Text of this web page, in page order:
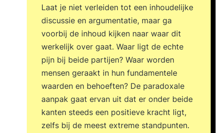
Laat je niet verleiden tot een inhoudelijke
discussie en argumentatie, maar ga
voorbij de inhoud kijken naar waar dit
werkelijk over gaat. Waar ligt de echte
pijn bij beide partijen? Waar worden
mensen geraakt in hun fundamentele
waarden en behoeften? De paradoxale
aanpak gaat ervan uit dat er onder beide
kanten steeds een positieve kracht ligt,
zelfs bij de meest extreme standpunten.